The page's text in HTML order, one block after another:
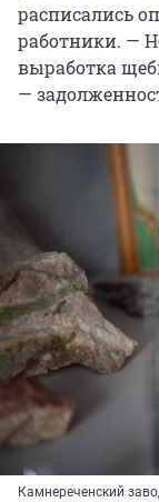
расписались
работники. —
выработка
—
Камнереченский